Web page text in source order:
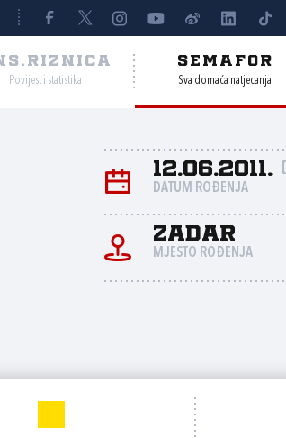
Povijest i statistika
SEMAFOR
Sva domaća natjecanja
12.06.2011.
DATUM ROĐENJA
Zadar
MJESTO ROĐENJA